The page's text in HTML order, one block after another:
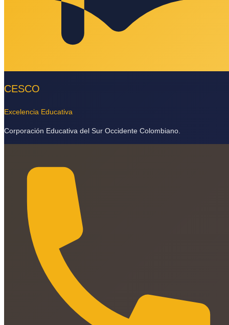
CESCO
Excelencia Educativa
Corporación Educativa del Sur Occidente Colombiano.